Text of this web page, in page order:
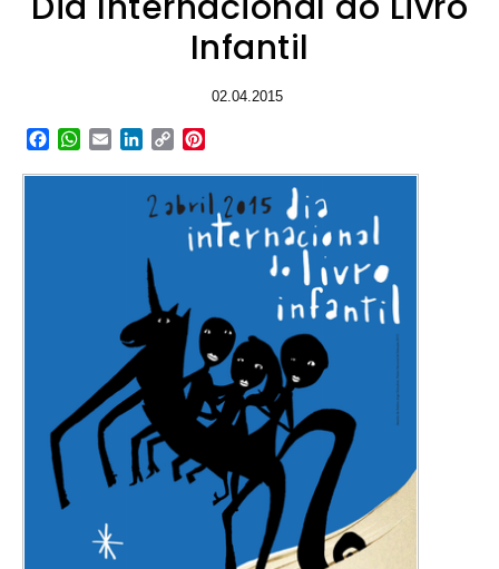
Infantil
02.04.2015
Facebook
WhatsApp
EmailLinkedIn
Copy